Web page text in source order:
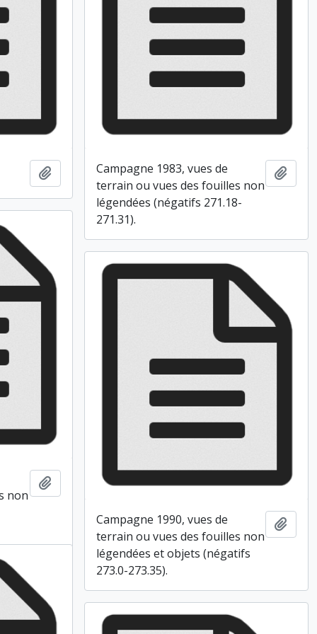
Ajouter au presse-papier
Campagne 1983, vues de
terrain ou vues des fouilles non
légendées (négatifs 271.18-
271.31).
non
Ajouter au presse-papier
Campagne 1990, vues de
terrain ou vues des fouilles non
légendées et objets (négatifs
273.0-273.35).